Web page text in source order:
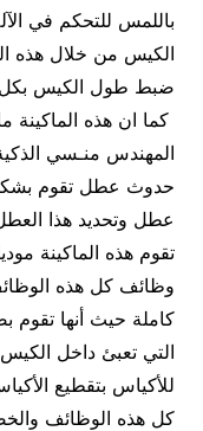
باللمس للتحكم في
الكيس من خلال هذه
ضبط طول الكيس بكل
المهندس منـسي الذكية
حدوث عطل تقوم بشكل
عطل وتحديد هذا
وظائف كل هذه
كاملة حيث أنها
التي تعبئ داخل الكيس
للأكياس بتقطيع
كل هذه الوظائف